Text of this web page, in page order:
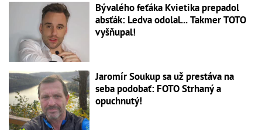
Bývalého feťáka Kvietika prepadol
absťák: Ledva odolal... Takmer TOTO
vyšňupal!
Jaromír Soukup sa už prestáva na
seba podobať: FOTO Strhaný a
opuchnutý!